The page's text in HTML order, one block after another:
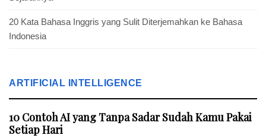
20 Kata Bahasa Inggris yang Sulit Diterjemahkan ke Bahasa
Indonesia
ARTIFICIAL INTELLIGENCE
10 Contoh AI yang Tanpa Sadar Sudah Kamu Pakai
Setiap Hari